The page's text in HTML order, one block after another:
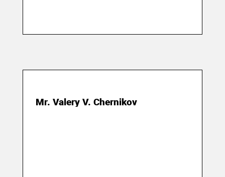
Mr. Valery V. Chernikov